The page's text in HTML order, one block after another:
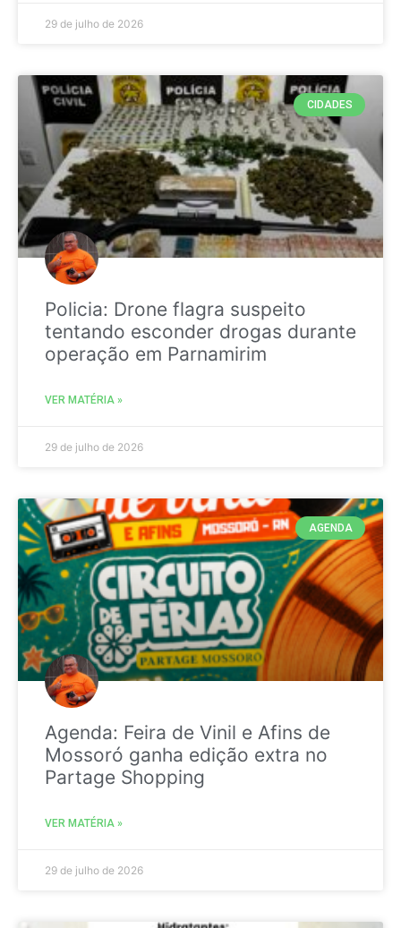
29 de julho de 2026
CIDADES
Policia: Drone flagra suspeito
tentando esconder drogas durante
operação em Parnamirim
VER MATÉRIA »
29 de julho de 2026
AGENDA
Agenda: Feira de Vinil e Afins de
Mossoró ganha edição extra no
Partage Shopping
VER MATÉRIA »
29 de julho de 2026